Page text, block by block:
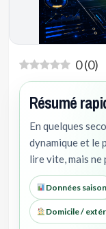
0(0)
Résumé
En quelques
dynamique et le
lire vite, mais ne
Données saison
Domicile /